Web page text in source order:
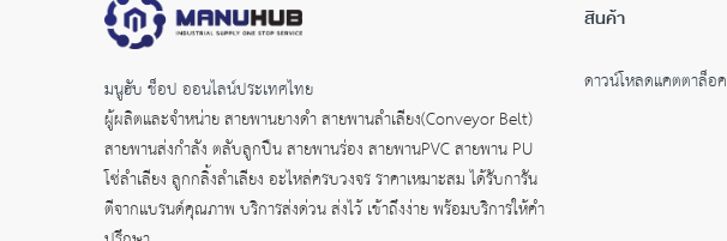
มนูฮับ ช็อป ออนไลน์ประเทศไทย
ผู้ผลิตและจำหน่ายสายพานยางดำสายพานลำเลียง(Conveyor Belt)
สายพานส่งกำลังตลับลูกปืน สายพานร่อง สายพานPVC สายพาน PU
โซ่ลำเลียง ลูกกลิ้งลำเลียง อะไหล่ครบวงจร ราคาเหมาะสม ได้รับการัน
ตีจากแบรนด์คุณภาพ บริการส่งด่วน ส่งไว้ เข้าถึงง่าย พร้อมบริการให้คำ
สินค้า
ดาวน์โหลดแคตตาล็อค